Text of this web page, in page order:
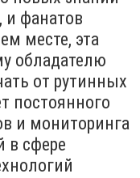
и фанатов
месте, эта
обладателю
от рутинных
постоянного
и мониторинга
в сфере